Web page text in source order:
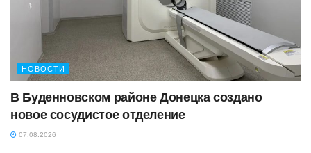
НОВОСТИ
В Буденновском районе Донецка создано
новое сосудистое отделение
07.08.2026